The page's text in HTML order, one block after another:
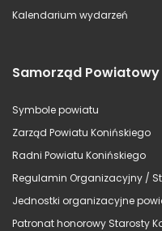
Kalendarium wydarzeń
Samorząd Powiatowy
Symbole powiatu
Zarząd Powiatu Konińskiego
Radni Powiatu Konińskiego
Regulamin Organizacyjny /
Jednostki organizacyjne
Patronat honorowy Starosty